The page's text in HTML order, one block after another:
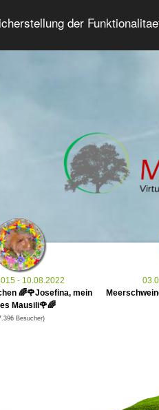
der
Gedenken
- 10.08.2022
🌈🌹Josefina, mein
Mausili🌹🌈
Besucher)